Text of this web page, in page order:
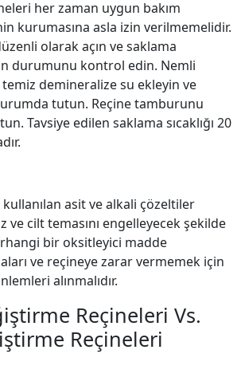
her zaman uygun bakım
kurumasına asla izin verilmemelidir.
olarak açın ve saklama
durumunu kontrol edin. Nemli
demineralize su ekleyin ve
tutun. Reçine tamburunu
Tavsiye edilen saklama sıcaklığı 20
asit ve alkali çözeltiler
ve cilt temasını engelleyecek şekilde
bir oksitleyici madde
ve reçineye zarar vermemek için
alınmalıdır.
Reçineleri Vs.
Reçineleri